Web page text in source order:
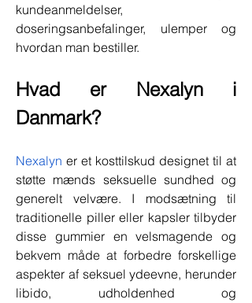
kundeanmeldelser,
doseringsanbefalinger, ulemper og
hvordan man bestiller.
Hvad er Nexalyn i
Danmark?
Nexalyn er et kosttilskud designet til at
støtte mænds seksuelle sundhed og
generelt velvære. I modsætning til
traditionelle piller eller kapsler tilbyder
disse gummier en velsmagende og
bekvem måde at forbedre forskellige
aspekter af seksuel ydeevne, herunder
libido, udholdenhed og